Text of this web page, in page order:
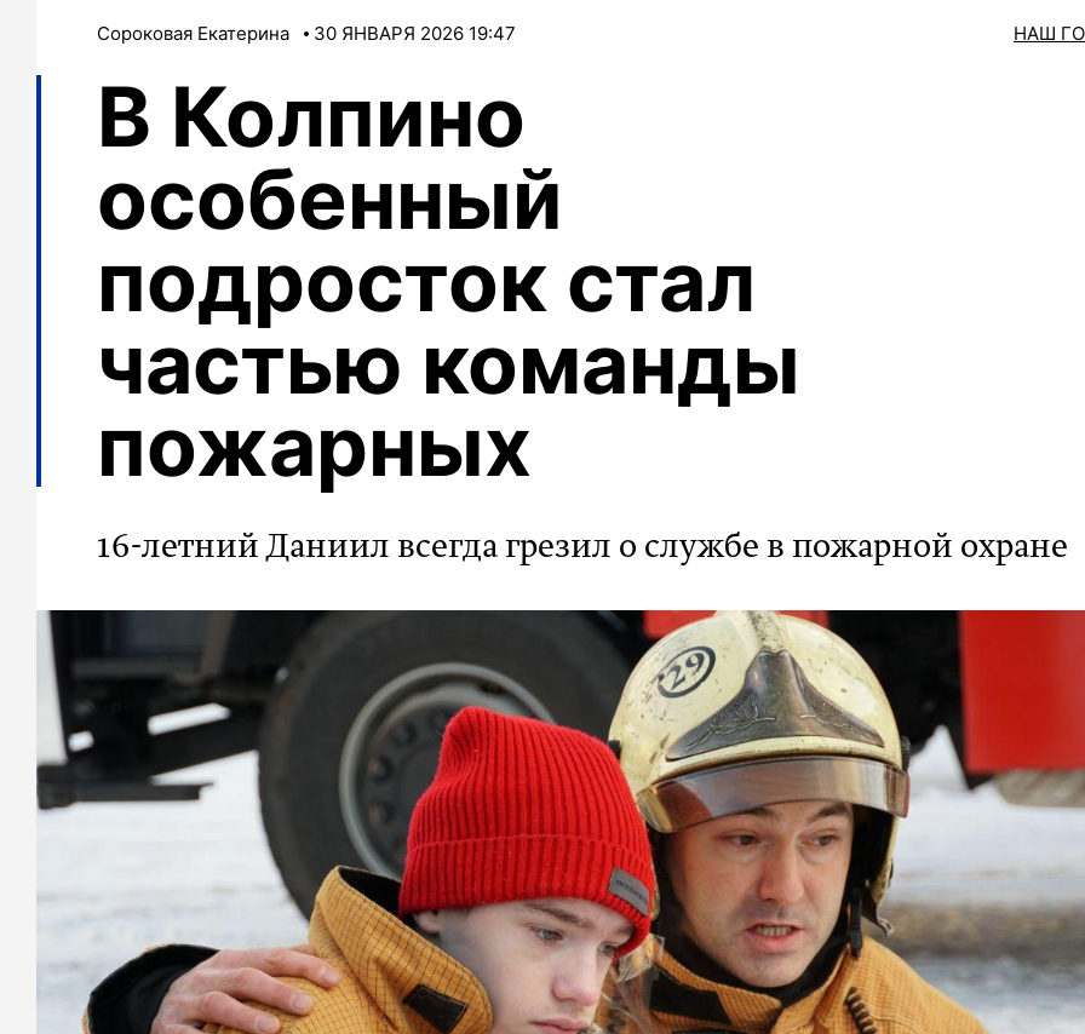
Сороковая Екатерина 30 ЯНВАРЯ 2026 19:47 НАШ
В Колпино
особенный
подросток стал
частью команды
пожарных
16-летний Даниил всегда грезил о службе в пожарной охране